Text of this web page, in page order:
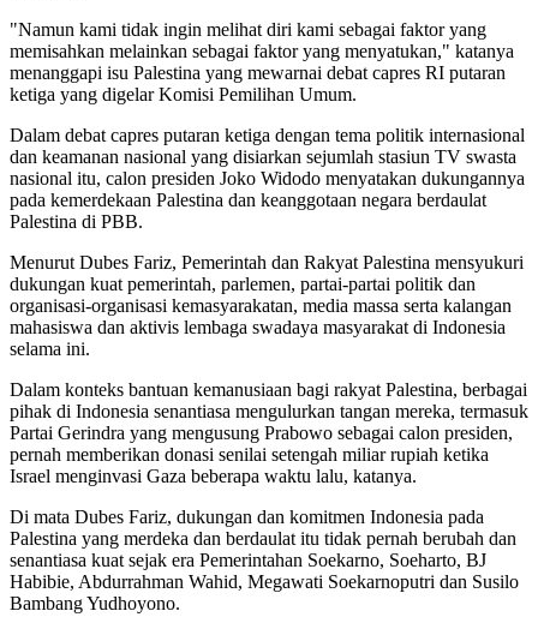
"Namun kami tidak ingin melihat diri kami sebagai faktor yang
memisahkan melainkan sebagai faktor yang menyatukan," katanya
menanggapi isu Palestina yang mewarnai debat capres RI putaran
ketiga yang digelar Komisi Pemilihan Umum.
Dalam debat capres putaran ketiga dengan tema politik internasional
dan keamanan nasional yang disiarkan sejumlah stasiun TV swasta
nasional itu, calon presiden Joko Widodo menyatakan dukungannya
pada kemerdekaan Palestina dan keanggotaan negara berdaulat
Palestina di PBB.
Menurut Dubes Fariz, Pemerintah dan Rakyat Palestina mensyukuri
dukungan kuat pemerintah, parlemen, partai-partai politik dan
organisasi-organisasi kemasyarakatan, media massa serta kalangan
mahasiswa dan aktivis lembaga swadaya masyarakat di Indonesia
selama ini.
Dalam konteks bantuan kemanusiaan bagi rakyat Palestina, berbagai
pihak di Indonesia senantiasa mengulurkan tangan mereka, termasuk
Partai Gerindra yang mengusung Prabowo sebagai calon presiden,
pernah memberikan donasi senilai setengah miliar rupiah ketika
Israel menginvasi Gaza beberapa waktu lalu, katanya.
Di mata Dubes Fariz, dukungan dan komitmen Indonesia pada
Palestina yang merdeka dan berdaulat itu tidak pernah berubah dan
senantiasa kuat sejak era Pemerintahan Soekarno, Soeharto, BJ
Habibie, Abdurrahman Wahid, Megawati Soekarnoputri dan Susilo
Bambang Yudhoyono.